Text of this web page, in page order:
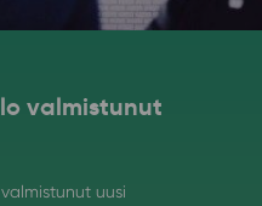
valmistunut
uusi